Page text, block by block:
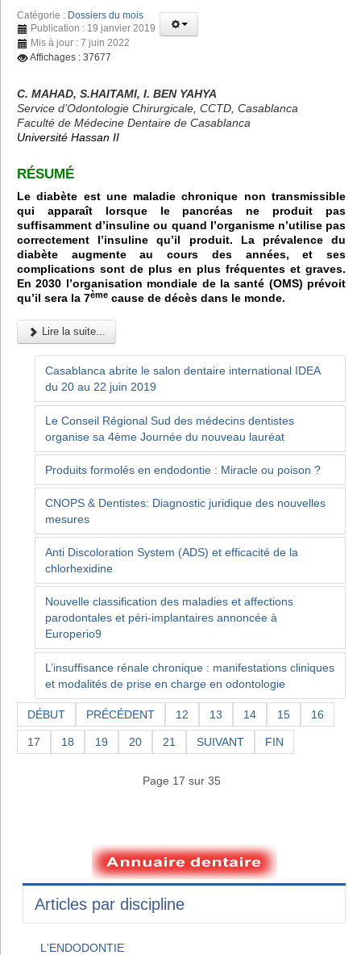
Catégorie : Dossiers du mois
Publication : 19 janvier 2019
Mis à jour : 7 juin 2022
Affichages : 37677
C. MAHAD, S.HAITAMI, I. BEN YAHYA
Service d’Odontologie Chirurgicale, CCTD, Casablanca
Faculté de Médecine Dentaire de Casablanca
Université Hassan II
RÉSUMÉ
Le diabète est une maladie chronique non transmissible
qui apparaît lorsque le pancréas ne produit pas
suffisamment d’insuline ou quand l’organisme n’utilise pas
correctement l’insuline qu’il produit. La prévalence du
diabète augmente au cours des années, et ses
complications sont de plus en plus fréquentes et graves.
En 2030 l’organisation mondiale de la santé (OMS) prévoit
qu’il sera la 7ème cause de décès dans le monde.
Lire la suite...
Casablanca abrite le salon dentaire international IDEA
du 20 au 22 juin 2019
Le Conseil Régional Sud des médecins dentistes
organise sa 4ème Journée du nouveau lauréat
Produits formolés en endodontie : Miracle ou poison ?
CNOPS & Dentistes: Diagnostic juridique des nouvelles
mesures
Anti Discoloration System (ADS) et efficacité de la
chlorhexidine
Nouvelle classification des maladies et affections
parodontales et péri-implantaires annoncée à
Europerio9
L’insuffisance rénale chronique : manifestations cliniques
et modalités de prise en charge en odontologie
DÉBUT PRÉCÉDENT 12 13 14 15 16
17 18 19 20 21 SUIVANT FIN
Page 17 sur 35
Articles par discipline
L'ENDODONTIE